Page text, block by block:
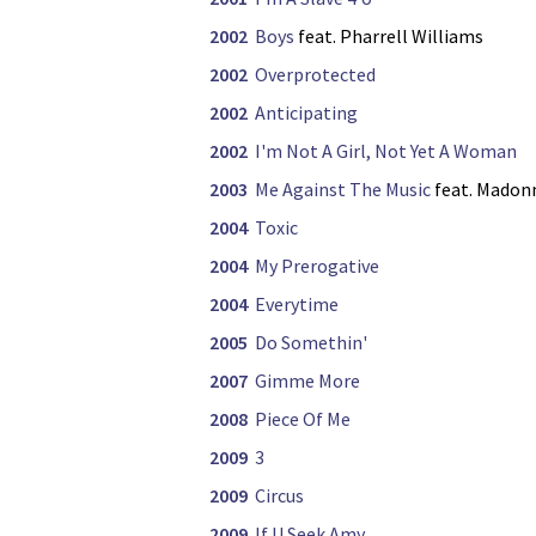
2002 Boys feat. Pharrell Williams
2002 Overprotected
2002 Anticipating
2002 I'm Not A Girl, Not Yet A Woman
2003 Me Against The Music feat.
2004 Toxic
2004 My Prerogative
2004 Everytime
2005 Do Somethin'
2007 Gimme More
2008 Piece Of Me
2009 3
2009 Circus